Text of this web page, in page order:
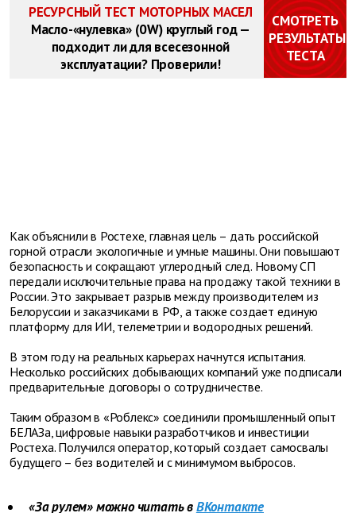
РЕСУРСНЫЙ ТЕСТ МОТОРНЫХ МАСЕЛ
Масло-«нулевка» (0W) круглый год —
подходит ли для всесезонной
эксплуатации? Проверили!
СМОТРЕТЬ
РЕЗУЛЬТАТЫ
ТЕСТА
Как объяснили в Ростехе, главная цель – дать российской
горной отрасли экологичные и умные машины. Они повышают
безопасность и сокращают углеродный след. Новому СП
передали исключительные права на продажу такой техники в
России. Это закрывает разрыв между производителем из
Белоруссии и заказчиками в РФ, а также создает единую
платформу для ИИ, телеметрии и водородных решений.
В этом году на реальных карьерах начнутся испытания.
Несколько российских добывающих компаний уже подписали
предварительные договоры о сотрудничестве.
Таким образом в «Роблекс» соединили промышленный опыт
БЕЛАЗа, цифровые навыки разработчиков и инвестиции
Ростеха. Получился оператор, который создает самосвалы
будущего – без водителей и с минимумом выбросов.
«За рулем» можно читать вВКонтакте